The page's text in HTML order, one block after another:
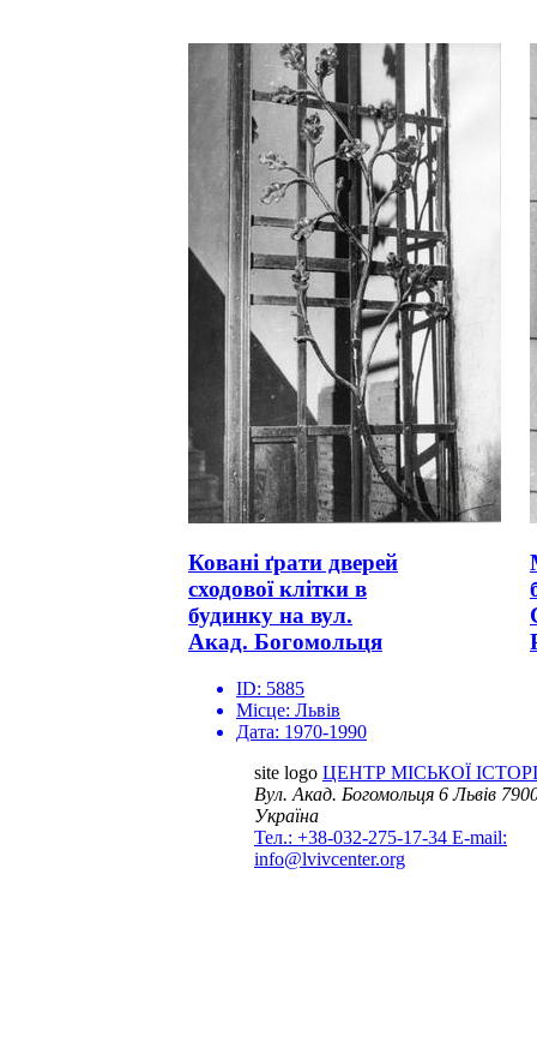
Ковані ґрати дверей
сходової клітки в
будинку на вул.
Акад. Богомольця
ID: 5885
Місце: Львів
Дата: 1970-1990
site logo ЦЕНТР МІСЬКОЇ
Вул. Акад. Богомольця 6Львів
Україна
Тел.: +38-032-275-17-34 E-mail:
info@lvivcenter.org